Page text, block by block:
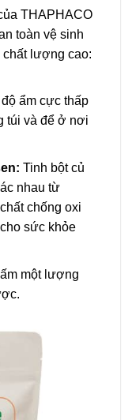
THAPHACO
toàn vệ sinh
lượng cao:
ẩm cực thấp
túi và để ở nơi
Tinh bột củ
nhau từ
chống oxi
sức khỏe
một lượng